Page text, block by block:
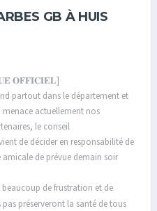
GB À HUIS
𝐎𝐅𝐅𝐈𝐂𝐈𝐄𝐋]
partout dans le département et
actuellement nos
le conseil
de décider en responsabilité de
de prévue demain soir
beaucoup de frustration et de
préserveront la santé de tous